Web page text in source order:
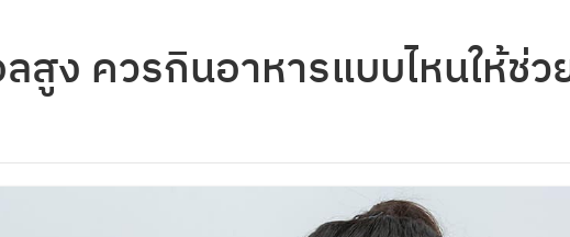
สูง ควรกินอาหารแบบไหนให้ช่ว